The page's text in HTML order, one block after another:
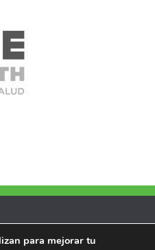
para mejorar tu